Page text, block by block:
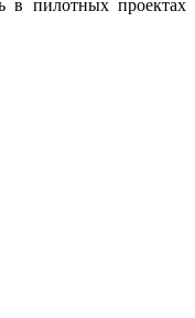
в пилотных проектах